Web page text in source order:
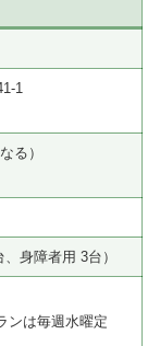
1
る）
身障者用 3台）
ンは毎週水曜定